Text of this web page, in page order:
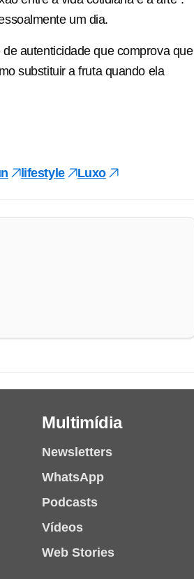
um dia.
autenticidade que comprova que
substituir a fruta quando ela
lifestyle Luxo
Multimídia
Newsletters
WhatsApp
Podcasts
Vídeos
Web Stories